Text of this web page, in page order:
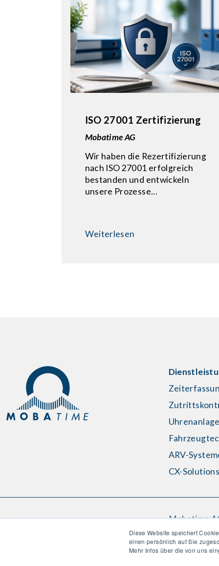
Diese Website speichert
einen persönlich auf Sie
Mehr Infos über die von uns
ISO 27001 Zertifizierung
Mobatime AG
Wir haben die Rezertifizierung
nach ISO 27001 erfolgreich
bestanden und entwickeln
unsere Prozesse...
Weiterlesen
ARV-
CX-Solutions
Mobatime
8600